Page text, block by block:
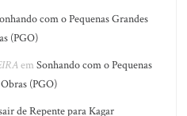
com o Pequenas Grandes
(PGO)
em Sonhando com o Pequenas
(PGO)
de Repente para Kagar